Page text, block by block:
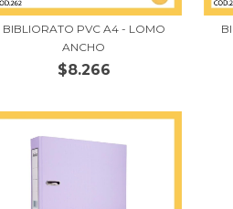
BIBLIORATO PVC A4 - LOMO
ANCHO
$8.266